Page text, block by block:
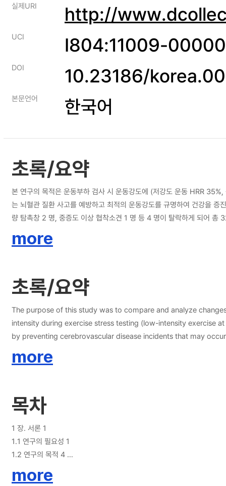
실제URI http://
UCI I804:11009-
DOI 10.23186/
본문언어 한국어
초록/요약
본 연구의 목적은 운동부하 검사 시 운동강도에 (저강도 운동 HRR
는 뇌혈관 질환 사고를 예방하고 최적의 운동강도를 규명하여 건강을 증진시키
량 탐촉창 2 명, 중증도 이상 협착소견 1 명 등 4 명이 탈락하게 되어
ANOVA 를 실시하고 유의한 차이가 있을 경우 Bonferroni 사후분석을 실시하였다. 정규성이 만족되지 않은 혈관 저항
여주었다 (P<.001). 특히 수축기 혈압은 모든 구간에서 유의한 차이를 보였으나 (P<.001), 이완기 혈압은 안정시와 저강도 운동, 중강도 운동, 고강도 운동에서 유의한 차이를 보였으며
과 고강도 운동, 중강도 운동과 고강도 운동 구간에서는 혈압 차이는 있었으나 유의한 차이는 없었다 (P=1.00). 운동강도별 뇌혈류 속도 변화에 관한 연
어왔다. 본 연구는 운동 중 실시간으로 뇌혈류 속도를 관찰하였으며 운
키고 나아가 무리한 운동으로 발생되는 비정상적 뇌혈류와 혈압 변화를
more
초록/요약
The purpose of this study was to compare and analyze
intensity during exercise stress testing (low-intensity exercise
by preventing cerebrovascular disease incidents that may
stenosis (1 participant), resulting in a final study group of 32
measures ANOVA. If a significant difference was observed,
parametric Friedman test, and all statistical significance
intensities (P<.001), with the largest difference observed
significant differences across exercise intensities (P<.001). In
(P=0.46) and the resistance index (P=0.36). 3. Blood
intensity exercise (P<.001). However, there were differences
more
목차
1 장. 서론 1
1.1 연구의 필요성 1
1.2 연구의 목적 4
more